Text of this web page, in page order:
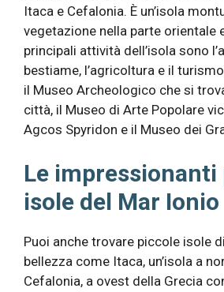
Itaca e Cefalonia. È un’isola
vegetazione nella parte orientale
principali attività dell’isola sono
bestiame, l’agricoltura e il
il Museo Archeologico che si
città, il Museo di Arte Popolare
Agcos Spyridon e il Museo dei
Le impressionanti
isole del Mar Ionio
Puoi anche trovare piccole isole
bellezza come Itaca, un’isola a
Cefalonia, a ovest della Grecia